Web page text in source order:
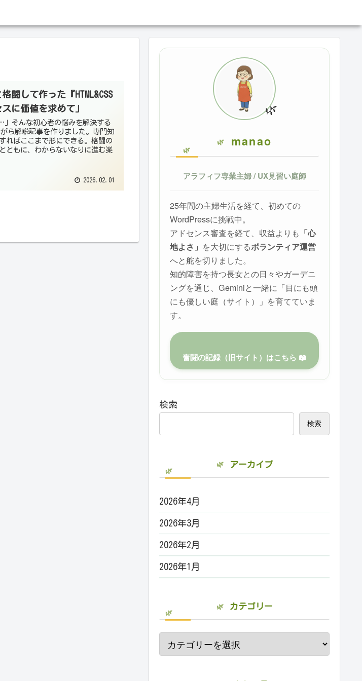
闘して作った『HTML&CSS
に価値を求めて」
…」そんな初心者の悩みを解決する
ら解説記事を作りました。専門知
ればここまで形にできる。格闘の
ともに、わからないなりに進む楽
2026.02.01
🌿
manao
アラフィフ専業主婦 / UX見習い庭師
25年間の主婦生活を経て、初めての
WordPressに挑戦中。
アドセンス審査を経て、収益よりも 「心
地よさ」 を大切にするボランティア運営
へと舵を切りました。
知的障害を持つ長女との日々やガーデニ
ングを通じ、Geminiと一緒に「目にも頭
にも優しい庭（サイト）」を育てていま
す。
奮闘の記録（旧サイト）はこちら 📖
検索
検索
アーカイブ
2026年4月
2026年3月
2026年2月
2026年1月
カテゴリー